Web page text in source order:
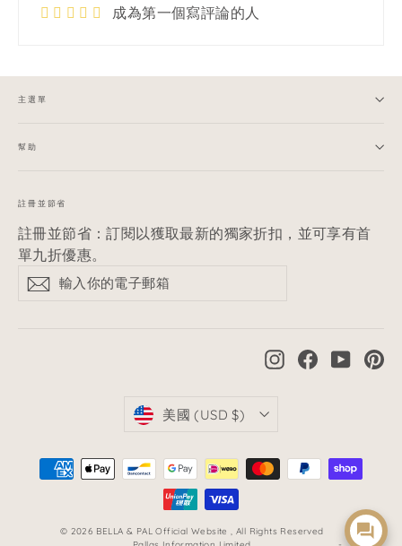
成為第一個寫評論的人
主選單
幫助
註冊並節省
註冊並節省：訂閱以獲取最新的獨家折扣，並可享有首
單九折優惠。
入
閱
訂
InstagramFacebook
貨
幣
美國 (USD $)
© 2026 BELLA & PAL Official Website , All Rights Reserved